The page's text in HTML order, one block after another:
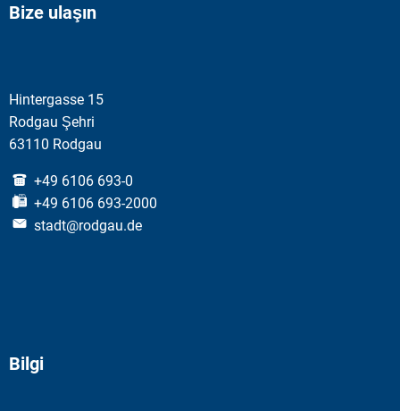
Bize ulaşın
Hintergasse 15
Rodgau Şehri
63110 Rodgau
+49 6106 693-0
+49 6106 693-2000
stadt@rodgau.de
Bilgi